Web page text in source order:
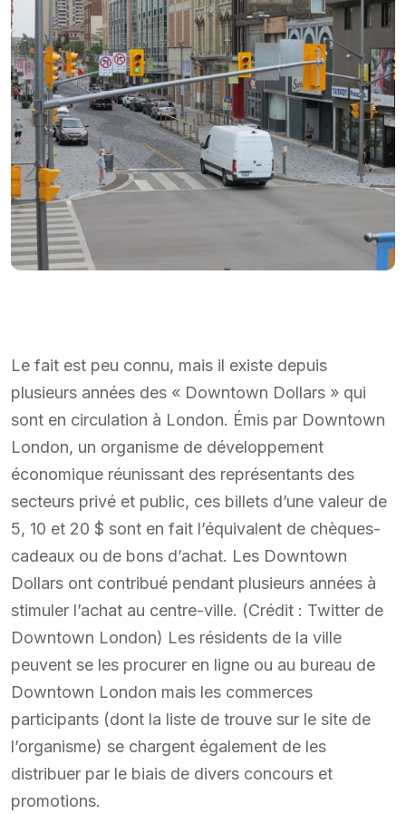
Le fait est peu connu, mais il existe depuis
plusieurs années des « Downtown Dollars » qui
sont en circulation à London. Émis par Downtown
London, un organisme de développement
économique réunissant des représentants des
secteurs privé et public, ces billets d’une valeur de
5, 10 et 20 $ sont en fait l’équivalent de chèques-
cadeaux ou de bons d’achat. Les Downtown
Dollars ont contribué pendant plusieurs années à
stimuler l’achat au centre-ville. (Crédit : Twitter de
Downtown London) Les résidents de la ville
peuvent se les procurer en ligne ou au bureau de
Downtown London mais les commerces
participants (dont la liste de trouve sur le site de
l’organisme) se chargent également de les
distribuer par le biais de divers concours et
promotions.